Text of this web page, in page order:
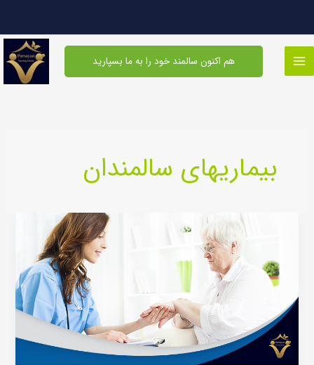
محتوا
هم اکنون سالمند خود را به ما بسپارید
بیماریهای سالمندان
سالمندان
+
درمان‌های
قطعی